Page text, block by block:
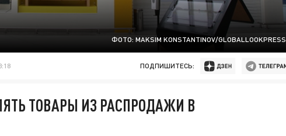
ФОТО: MAKSIM KONSTANTINOV/GLOBALLOOKPRESS
ПОДПИШИТЕСЬ:
ТОВАРЫ ИЗ РАСПРОДАЖИ В